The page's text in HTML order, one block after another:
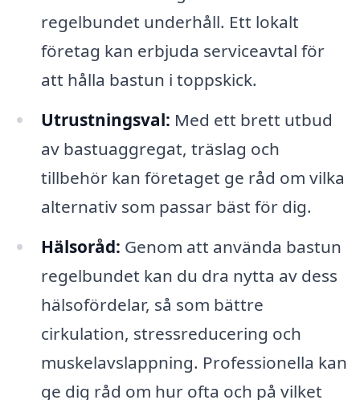
regelbundet underhåll. Ett lokalt
företag kan erbjuda serviceavtal för
att hålla bastun i toppskick.
Utrustningsval: Med ett brett utbud
av bastuaggregat, träslag och
tillbehör kan företaget ge råd om vilka
alternativ som passar bäst för dig.
Hälsoråd: Genom att använda bastun
regelbundet kan du dra nytta av dess
hälsofördelar, så som bättre
cirkulation, stressreducering och
muskelavslappning. Professionella kan
ge dig råd om hur ofta och på vilket